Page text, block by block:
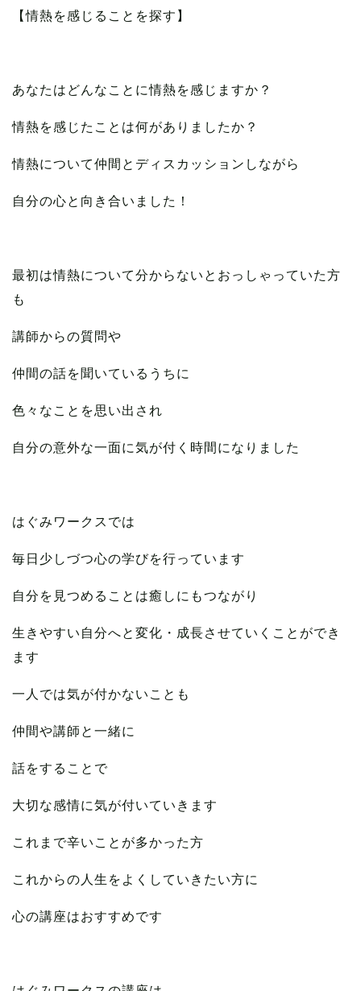
【情熱を感じることを探す】
あなたはどんなことに情熱を感じますか？
情熱を感じたことは何がありましたか？
情熱について仲間とディスカッションしながら
自分の心と向き合いました！
最初は情熱について分からないとおっしゃっていた方
も
講師からの質問や
仲間の話を聞いているうちに
色々なことを思い出され
自分の意外な一面に気が付く時間になりました
はぐみワークスでは
毎日少しづつ心の学びを行っています
自分を見つめることは癒しにもつながり
生きやすい自分へと変化・成長させていくことができ
ます
一人では気が付かないことも
仲間や講師と一緒に
話をすることで
大切な感情に気が付いていきます
これまで辛いことが多かった方
これからの人生をよくしていきたい方に
心の講座はおすすめです